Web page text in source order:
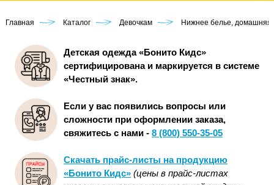
Главная Каталог Девочкам Нижнее белье, домашняя
Детская одежда «Бонито Кидс»
сертифицирована и маркируется в системе
«Честный знак».
Если у вас появились вопросы или
сложности при оформлении заказа,
свяжитесь с нами - 8 (800) 550-35-05
Скачать прайс-листы на продукцию
«Бонито Кидс» (цены в прайс-листах